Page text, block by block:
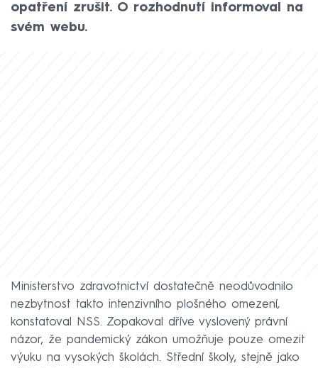
opatření zrušit. O rozhodnutí informoval na
svém webu.
Ministerstvo zdravotnictví dostatečně neodůvodnilo
nezbytnost takto intenzivního plošného omezení,
konstatoval NSS. Zopakoval dříve vyslovený právní
názor, že pandemický zákon umožňuje pouze omezit
výuku na vysokých školách. Střední školy, stejně jako